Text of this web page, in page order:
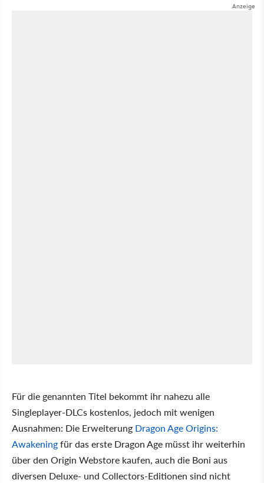
Für die genannten Titel bekommt ihr nahezu alle
Singleplayer-DLCs kostenlos, jedoch mit wenigen
Ausnahmen: Die Erweiterung Dragon Age Origins:
Awakeningfür das erste Dragon Age müsst ihr weiterhin
über den Origin Webstore kaufen, auch die Boni aus
diversen Deluxe- und Collectors-Editionen sind nicht